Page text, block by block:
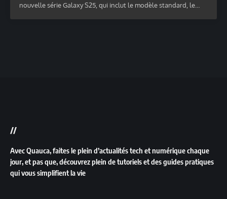
nouvelle série Galaxy S25, qui inclut le modèle standard, le…
//
Avec Quauca, faites le plein d’actualités tech et numérique chaque
jour, et pas que, découvrez plein de tutoriels et des guides pratiques
qui vous simplifient la vie